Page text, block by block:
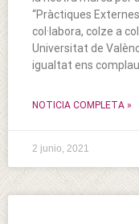
“Pràctiques
col·labora, colze a
Universitat de
igualtat ens
NOTICIA COMPLETA »
2 junio, 2021